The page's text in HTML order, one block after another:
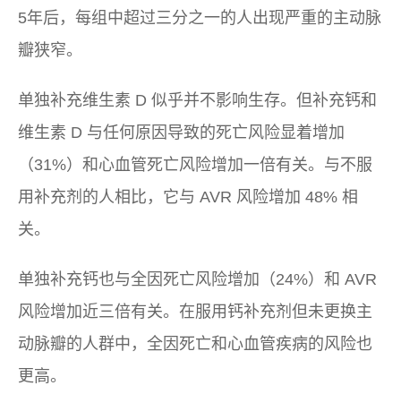
5年后，每组中超过三分之一的人出现严重的主动脉
瓣狭窄。
单独补充维生素 D 似乎并不影响生存。但补充钙和
维生素 D 与任何原因导致的死亡风险显着增加
（31%）和心血管死亡风险增加一倍有关。与不服
用补充剂的人相比，它与 AVR 风险增加 48% 相
关。
单独补充钙也与全因死亡风险增加（24%）和 AVR
风险增加近三倍有关。在服用钙补充剂但未更换主
动脉瓣的人群中，全因死亡和心血管疾病的风险也
更高。